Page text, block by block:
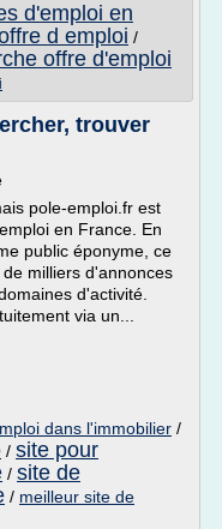
d'emploi en
d emploi /
offre d'emploi
trouver
pole-emploi.fr est
en France. En
public éponyme, ce
milliers d'annonces
d'activité.
via un...
dans l'immobilier /
/ site pour
/ site de
/ meilleur site de